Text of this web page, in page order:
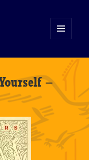
WIDGETS
–